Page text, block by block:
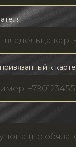
к карте